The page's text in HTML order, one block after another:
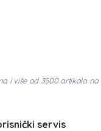
i više od 3500 artikala na
servis